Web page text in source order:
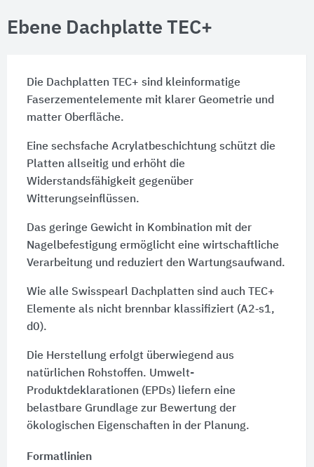
Ebene Dachplatte TEC+
Die Dachplatten TEC+ sind kleinformatige
Faserzementelemente mit klarer Geometrie und
matter Oberfläche.
Eine sechsfache Acrylatbeschichtung schützt die
Platten allseitig und erhöht die
Widerstandsfähigkeit gegenüber
Witterungseinflüssen.
Das geringe Gewicht in Kombination mit der
Nagelbefestigung ermöglicht eine wirtschaftliche
Verarbeitung und reduziert den Wartungsaufwand.
Wie alle Swisspearl Dachplatten sind auch TEC+
Elemente als nicht brennbar klassifiziert (A2‑s1,
d0).
Die Herstellung erfolgt überwiegend aus
natürlichen Rohstoffen. Umwelt-
Produktdeklarationen (EPDs) liefern eine
belastbare Grundlage zur Bewertung der
ökologischen Eigenschaften in der Planung.
Formatlinien